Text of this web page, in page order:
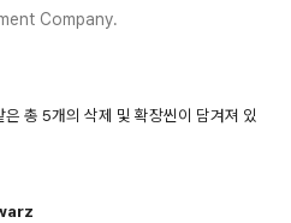
Company.
은 총 5개의 삭제 및 확장씬이 담겨져 있